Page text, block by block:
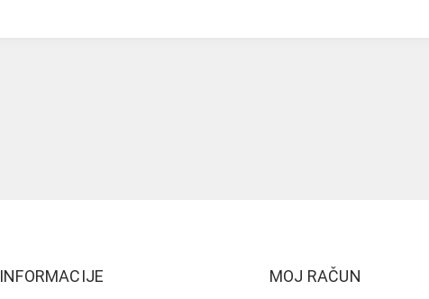
INFORMACIJE MOJ RAČUN